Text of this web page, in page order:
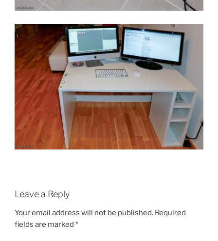
Leave a Reply
Your email address will not be published. Required
fields are marked *